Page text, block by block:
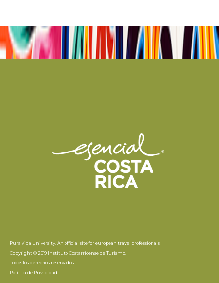
Pura Vida University. An official site for european travel professionals
Copyright © 2019 Instituto Costarricense de Turismo.
Todos los derechos reservados
Política de Privacidad